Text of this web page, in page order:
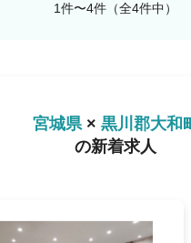
1件〜4件（全4件中）
宮城県× 黒川郡大和町
の新着求人